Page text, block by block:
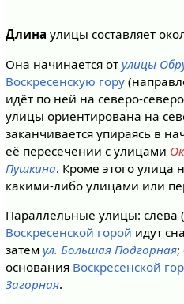
Длина улицы составляет
Она начинается от улицы
Воскресенскую гору
идёт по ней на северо-
улицы ориентирована на
заканчивается упираясь в
её пересечении с улицами
Пушкина. Кроме этого улица
какими-либо улицами или
Параллельные улицы: слева
Воскресенской горой идут
затем ул. Большая Подгорная;
основания Воскресенской
Загорная.